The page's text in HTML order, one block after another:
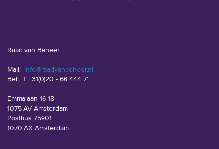
Raad van Beheer
Mail: info@raadvanbeheer.nl
Bel: T +31(0)20 - 66 444 71
Emmalaan 16-18
1075 AV Amsterdam
Postbus 75901
1070 AX Amsterdam